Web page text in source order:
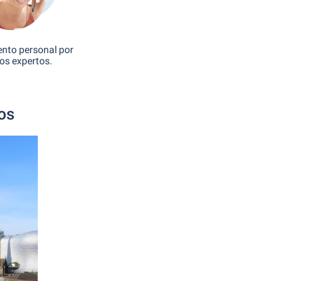
personal por
expertos.